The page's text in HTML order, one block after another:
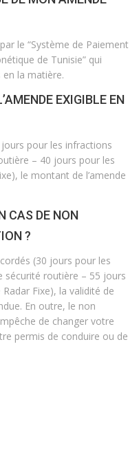
le “Système de Paiement
de Tunisie” qui
la matière.
EXIGIBLE EN
pour les infractions
– 40 jours pour les
le montant de l’amende
CAS DE NON
?
(30 jours pour les
sécurité routière – 55 jours
Fixe), la validité de
En outre, le non
de changer votre
permis de conduire ou de